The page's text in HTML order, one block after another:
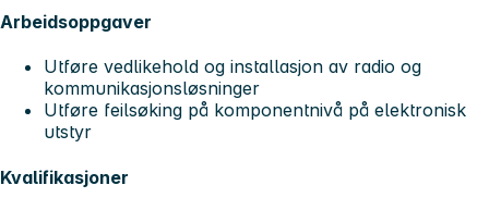
Arbeidsoppgaver
Utføre vedlikehold og installasjon av radio og
kommunikasjonsløsninger
Utføre feilsøking på komponentnivå på elektronisk
utstyr
Kvalifikasjoner